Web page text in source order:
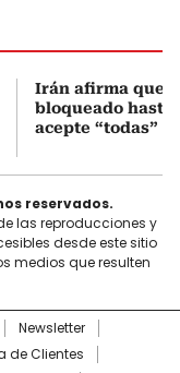
Irán afirma que
bloqueado hasta
acepte “todas”
reservados.
las reproducciones y
desde este sitio
medios que resulten
Newsletter
de Clientes